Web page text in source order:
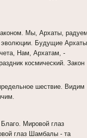
Мы, Архаты,
эволюции. Будущие
Нам, Архатам, -
космический. Закон
шествие. Видим
Мировой глаз
глаз Шамбалы - та